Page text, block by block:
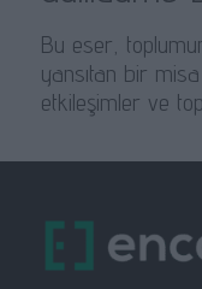
Bu eser,
yansıtan bir
etkileşimler ve